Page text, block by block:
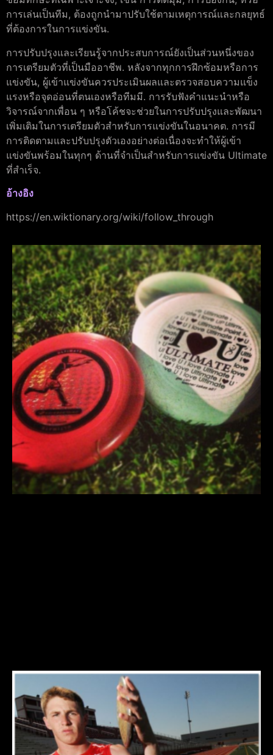
การเล่นเป็นทีม, ต้องถูกนำมาปรับใช้ตามเหตุการณ์และกลยุทธ์
ที่ต้องการในการแข่งขัน.
การปรับปรุงและเรียนรู้จากประสบการณ์ยังเป็นส่วนหนึ่งของ
การเตรียมตัวที่เป็นมืออาชีพ. หลังจากทุกการฝึกซ้อมหรือการ
แข่งขัน, ผู้เข้าแข่งขันควรประเมินผลและตรวจสอบความแข็ง
แรงหรือจุดอ่อนที่ตนเองหรือทีมมี. การรับฟังคำแนะนำหรือ
วิจารณ์จากเพื่อน ๆ หรือโค้ชจะช่วยในการปรับปรุงและพัฒนา
เพิ่มเติมในการเตรียมตัวสำหรับการแข่งขันในอนาคต. การมี
การติดตามและปรับปรุงตัวเองอย่างต่อเนื่องจะทำให้ผู้เข้า
แข่งขันพร้อมในทุกๆ ด้านที่จำเป็นสำหรับการแข่งขัน Ultimate
ที่สำเร็จ.
อ้างอิง
https://en.wiktionary.org/wiki/follow_through